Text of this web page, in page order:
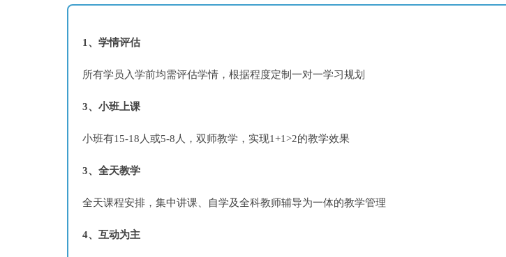
1、学情评估
所有学员入学前均需评估学情，根据程度定制一对一学习规划
3、小班上课
小班有15-18人或5-8人，双师教学，实现1+1>2的教学效果
3、全天教学
全天课程安排，集中讲课、自学及全科教师辅导为一体的教学管理
4、互动为主